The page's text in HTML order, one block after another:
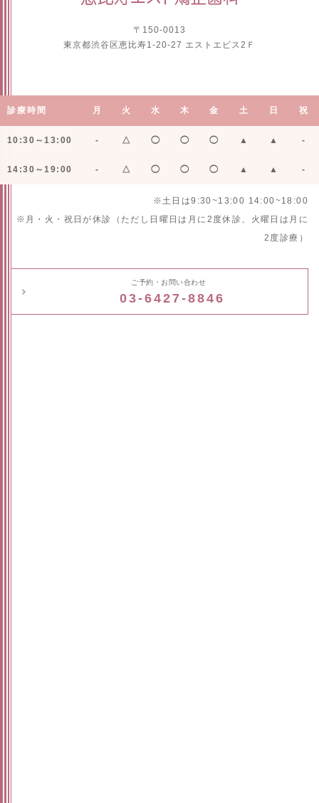
〒150-0013
東京都渋谷区恵比寿1-20-27 エストエビス2Ｆ
診療時間 月 火 水 木 金 土 日 祝
10:30～13:00 - △ ◯ ◯ ◯ ▲ ▲ -
14:30～19:00 - △ ◯ ◯ ◯ ▲ ▲ -
※土日は9:30~13:00 14:00~18:00
※月・火・祝日が休診（ただし日曜日は月に2度休診、火曜日は月に
2度診療）
ご予約・お問い合わせ
03-6427-8846